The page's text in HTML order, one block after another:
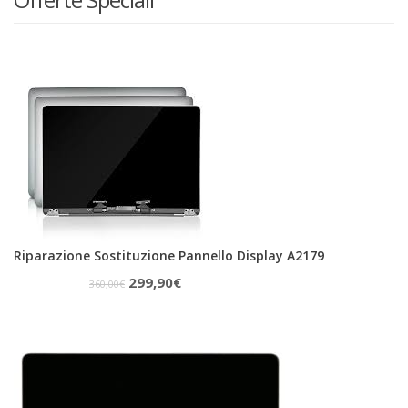
Riparazione Sostituzione Pannello Display A2179
360,00€ Il
era:
299,90€Il
è: